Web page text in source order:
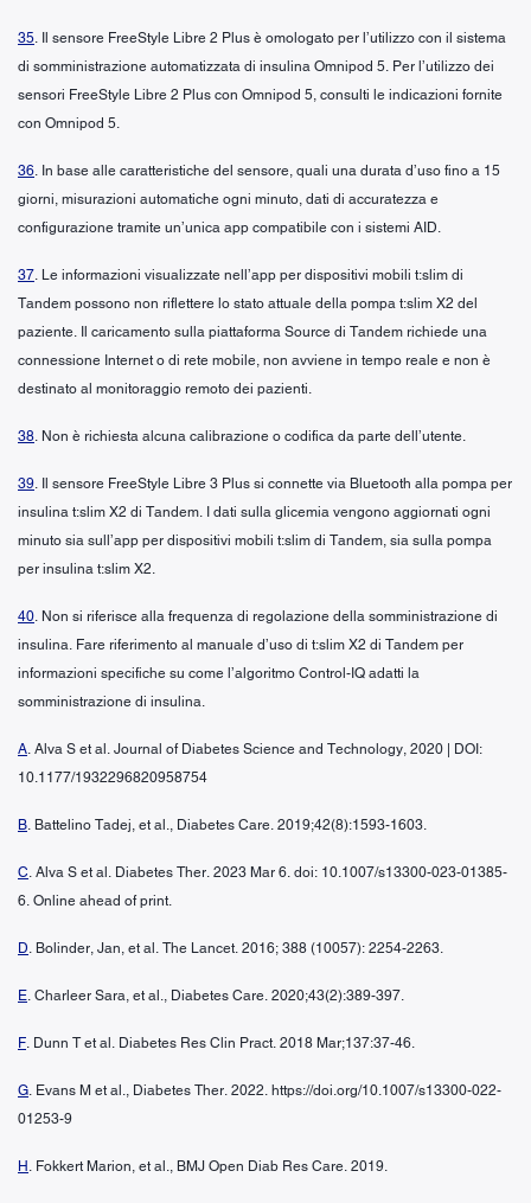
35. Il sensore FreeStyle Libre 2 Plus è omologato per l’utilizzo con il sistema
di somministrazione automatizzata di insulina Omnipod 5. Per l’utilizzo dei
sensori FreeStyle Libre 2 Plus con Omnipod 5, consulti le indicazioni fornite
con Omnipod 5.
36. In base alle caratteristiche del sensore, quali una durata d’uso fino a 15
giorni, misurazioni automatiche ogni minuto, dati di accuratezza e
configurazione tramite un’unica app compatibile con i sistemi AID.
37. Le informazioni visualizzate nell’app per dispositivi mobili t:slim di
Tandem possono non riflettere lo stato attuale della pompa t:slim X2 del
paziente. Il caricamento sulla piattaforma Source di Tandem richiede una
connessione Internet o di rete mobile, non avviene in tempo reale e non è
destinato al monitoraggio remoto dei pazienti.
38. Non è richiesta alcuna calibrazione o codifica da parte dell’utente.
39. Il sensore FreeStyle Libre 3 Plus si connette via Bluetooth alla pompa per
insulina t:slim X2 di Tandem. I dati sulla glicemia vengono aggiornati ogni
minuto sia sull’app per dispositivi mobili t:slim di Tandem, sia sulla pompa
per insulina t:slim X2.
40. Non si riferisce alla frequenza di regolazione della somministrazione di
insulina. Fare riferimento al manuale d’uso di t:slim X2 di Tandem per
informazioni specifiche su come l’algoritmo Control-IQ adatti la
somministrazione di insulina.
A. Alva S et al. Journal of Diabetes Science and Technology, 2020 | DOI:
10.1177/1932296820958754
B. Battelino Tadej, et al., Diabetes Care. 2019;42(8):1593-1603.
C. Alva S et al. Diabetes Ther. 2023 Mar 6. doi: 10.1007/s13300-023-01385-
6. Online ahead of print.
D. Bolinder, Jan, et al. The Lancet. 2016; 388 (10057): 2254-2263.
E. Charleer Sara, et al., Diabetes Care. 2020;43(2):389-397.
F. Dunn T et al. Diabetes Res Clin Pract. 2018 Mar;137:37-46.
G. Evans M et al., Diabetes Ther. 2022. https://doi.org/10.1007/s13300-022-
01253-9
H . Fokkert Marion, et al., BMJ Open Diab Res Care. 2019.